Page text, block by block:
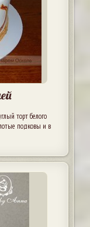
торт белого
подковы и в